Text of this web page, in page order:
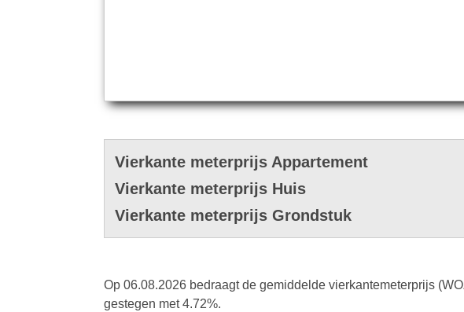
Vierkante meterprijs Appartement
Vierkante meterprijs Huis
Vierkante meterprijs Grondstuk
Op 06.08.2026 bedraagt de gemiddelde vierkantemeterprijs
gestegen met 4.72%.